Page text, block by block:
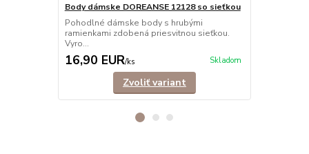
Body dámske DOREANSE 12128 so sieťkou
Pohodlné dámske body s hrubými
ramienkami zdobená priesvitnou sieťkou.
Vyro...
16,90 EUR/ks Skladom
Zvoliť variant